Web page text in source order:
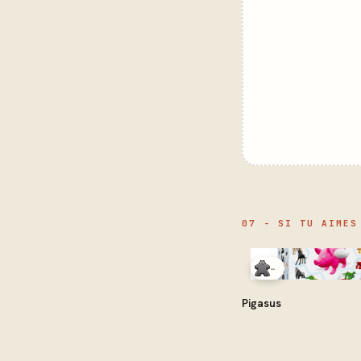
07 - SI TU AIMES
-
Pigasus